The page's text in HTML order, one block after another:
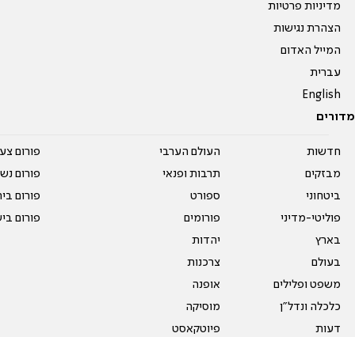
מדיניות פרטיות
הצהרת נגישות
המייל האדום
עברית
English
מדורים
חדשות
מבזקים
ביטחוני
פוליטי-מדיני
בארץ
בעולם
משפט ופלילים
כלכלה ונדל"ן
דעות
העולם הערבי
תרבות ופנאי
ספורט
פורומים
יהדות
צרכנות
אופנה
מוסיקה
פיוטקאסט
פורום
פורום
פורום
פורום